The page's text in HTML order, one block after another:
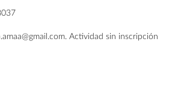
Actividad sin inscripción